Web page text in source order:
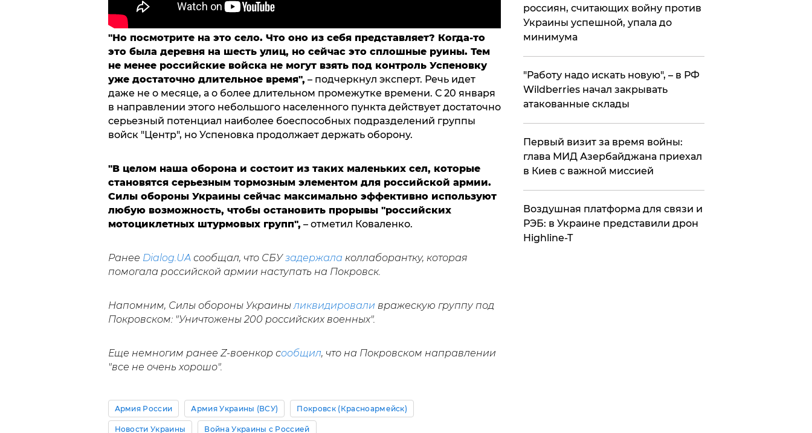
"Но посмотрите на это село. Что оно из себя представляет? Когда-то
это была деревня на шесть улиц, но сейчас это сплошные руины. Тем
не менее российскиевойска не могут взять под контроль Успеновку
уже достаточно длительное время", – подчеркнул эксперт. Речь идет
даже не о месяце, а о более длительном промежутке времени. С 20 января
в направлении этого небольшого населенного пункта действует достаточно
серьезный потенциал наиболее боеспособных подразделений группы
войск "Центр", но Успеновка продолжает держать оборону.
"В целом наша оборона и состоит из таких маленьких сел, которые
становятся серьезным тормозным элементом для российской армии.
Силы обороны Украины сейчас максимально эффективно используют
любую возможность, чтобы остановить прорывы "российских
мотоциклетных штурмовых групп", – отметил Коваленко.
Ранее Dialog.UAсообщал, что СБУзадержала коллаборантку, которая
помогала российской армии наступать на Покровск.
Напомним, Силы обороны Украиныликвидировали вражескую группу под
Покровском: "Уничтожены 200 российских военных".
Еще немногим ранее Z-военкор сообщил, что на Покровском направлении
"все не очень хорошо".
Армия России Армия Украины (ВСУ) Покровск (Красноармейск)
Новости Украины Война Украины с Россией
россиян, считающих войну против
Украины успешной, упала до
минимума
"Работу надо искать новую", – в РФ
Wildberries начал закрывать
атакованные склады
Первый визит за время войны:
глава МИД Азербайджана приехал
в Киев с важной миссией
Воздушная платформа для связи и
РЭБ: в Украине представили дрон
Highline-T